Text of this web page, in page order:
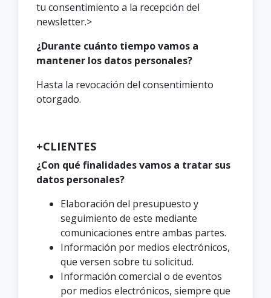
tu consentimiento a la recepción del
newsletter.>
¿Durante cuánto tiempo vamos a
mantener los datos personales?
Hasta la revocación del consentimiento
otorgado.
+CLIENTES
¿Con qué finalidades vamos a tratar sus
datos personales?
Elaboración del presupuesto y
seguimiento de este mediante
comunicaciones entre ambas partes.
Información por medios electrónicos,
que versen sobre tu solicitud.
Información comercial o de eventos
por medios electrónicos, siempre que